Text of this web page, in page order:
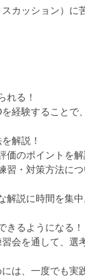
カッション）
れる！
経験することで
解説！
価のポイントを
習・対策方法につ
説に時間を集
きるようになる！
会を通して、選
は、一度でも実